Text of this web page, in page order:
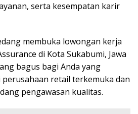
serta kesempatan karir
membuka lowongan kerja
di Kota Sukabumi, Jawa
bagus bagi Anda yang
retail terkemuka dan
pengawasan kualitas.